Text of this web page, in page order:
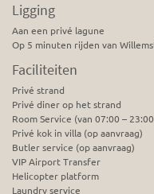
Ligging
Aan een privé lagune
Op 5 minuten rijden van
Faciliteiten
Privé strand
Privé diner op het strand
Room Service (van 07:00 –
Privé kok in villa (op aanvraag)
Butler service (op aanvraag)
VIP Airport Transfer
Helicopter platform
Laundry service